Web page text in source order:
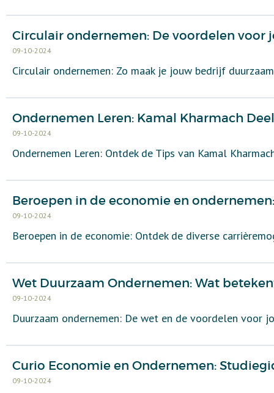
Circulair ondernemen: De voordelen voor
09-10-2024
Circulair ondernemen: Zo maak je jouw bedrijf
Ondernemen Leren: Kamal Kharmach
09-10-2024
Ondernemen Leren: Ontdek de Tips van Kamal
Beroepen in de economie en
09-10-2024
Beroepen in de economie: Ontdek de diverse
Wet Duurzaam Ondernemen: Wat
09-10-2024
Duurzaam ondernemen: De wet en de voordelen voor
Curio Economie en Ondernemen:
09-10-2024